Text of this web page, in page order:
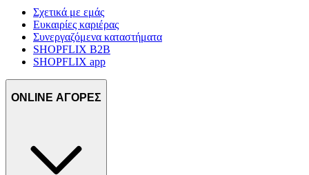
Σχετικά με εμάς
Ευκαιρίες καριέρας
Συνεργαζόμενα καταστήματα
SHOPFLIX B2B
SHOPFLIX app
ONLINE ΑΓΟΡΕΣ